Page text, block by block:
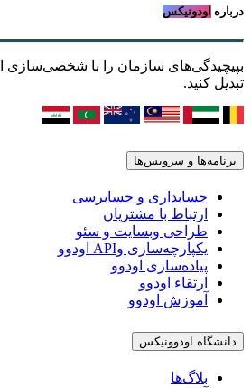
درباره اودونیکس
بپیچیدگی‌های سازمان را با شخصی‌سازی
تبدیل کنید.
برنامه‌ها و سرویس‌ها
حسابداری و حسابرسی
ارتباط با مشتریان
طراحی وبسایت و سئو
یکپارچه‌سازی وAPI اودوو
پیاده‌سازی اودوو
ارتقاء اودوو
آموزش اودوو
دانشگاه اودوونیکس
بلاگ‌ها